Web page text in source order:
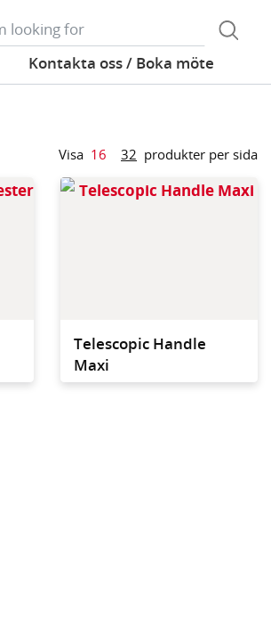
Kontakta oss / Boka möte
Visa 16 32 produkter per sida
Telescopic Handle
Maxi